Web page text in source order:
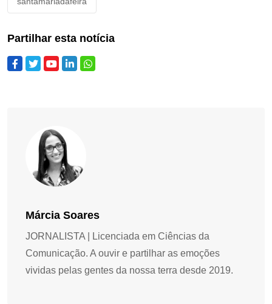
Partilhar esta notícia
Márcia Soares
JORNALISTA | Licenciada em Ciências da
Comunicação. A ouvir e partilhar as emoções
vividas pelas gentes da nossa terra desde 2019.